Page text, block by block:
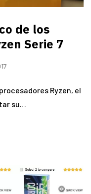
de los
Serie 7
Ryzen, el
su…